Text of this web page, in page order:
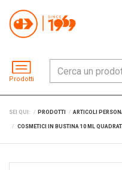
Prodotti
SEI QUI: PRODOTTI ARTICOLI
COSMETICI IN BUSTINA 10 ML